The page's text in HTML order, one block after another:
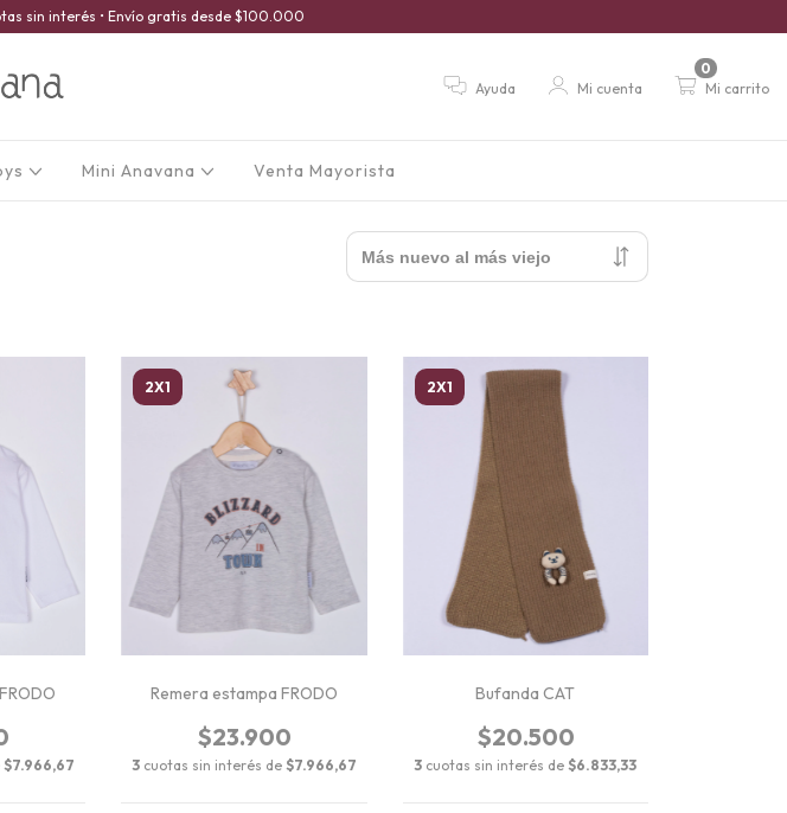
sin interés • Envío gratis desde $100.000
Ayuda Mi cuenta Mi carrito
0
Mini Anavana Venta Mayorista
$7.966,67
2X1
Remera estampa FRODO
$23.900
3 cuotas sin interés de $7.966,67
2X1
Bufanda CAT
$20.500
3 cuotas sin interés de$6.833,33